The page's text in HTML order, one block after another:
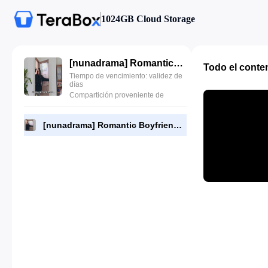
1024GB Cloud Storage
[nunadrama] Romantic Boyfriend Episode 8.720p.mp4
Tiempo de vencimiento: validez de
días
Compartición proveniente de
[nunadrama] Romantic Boyfriend Episode 8.720p.mp4
Todo el